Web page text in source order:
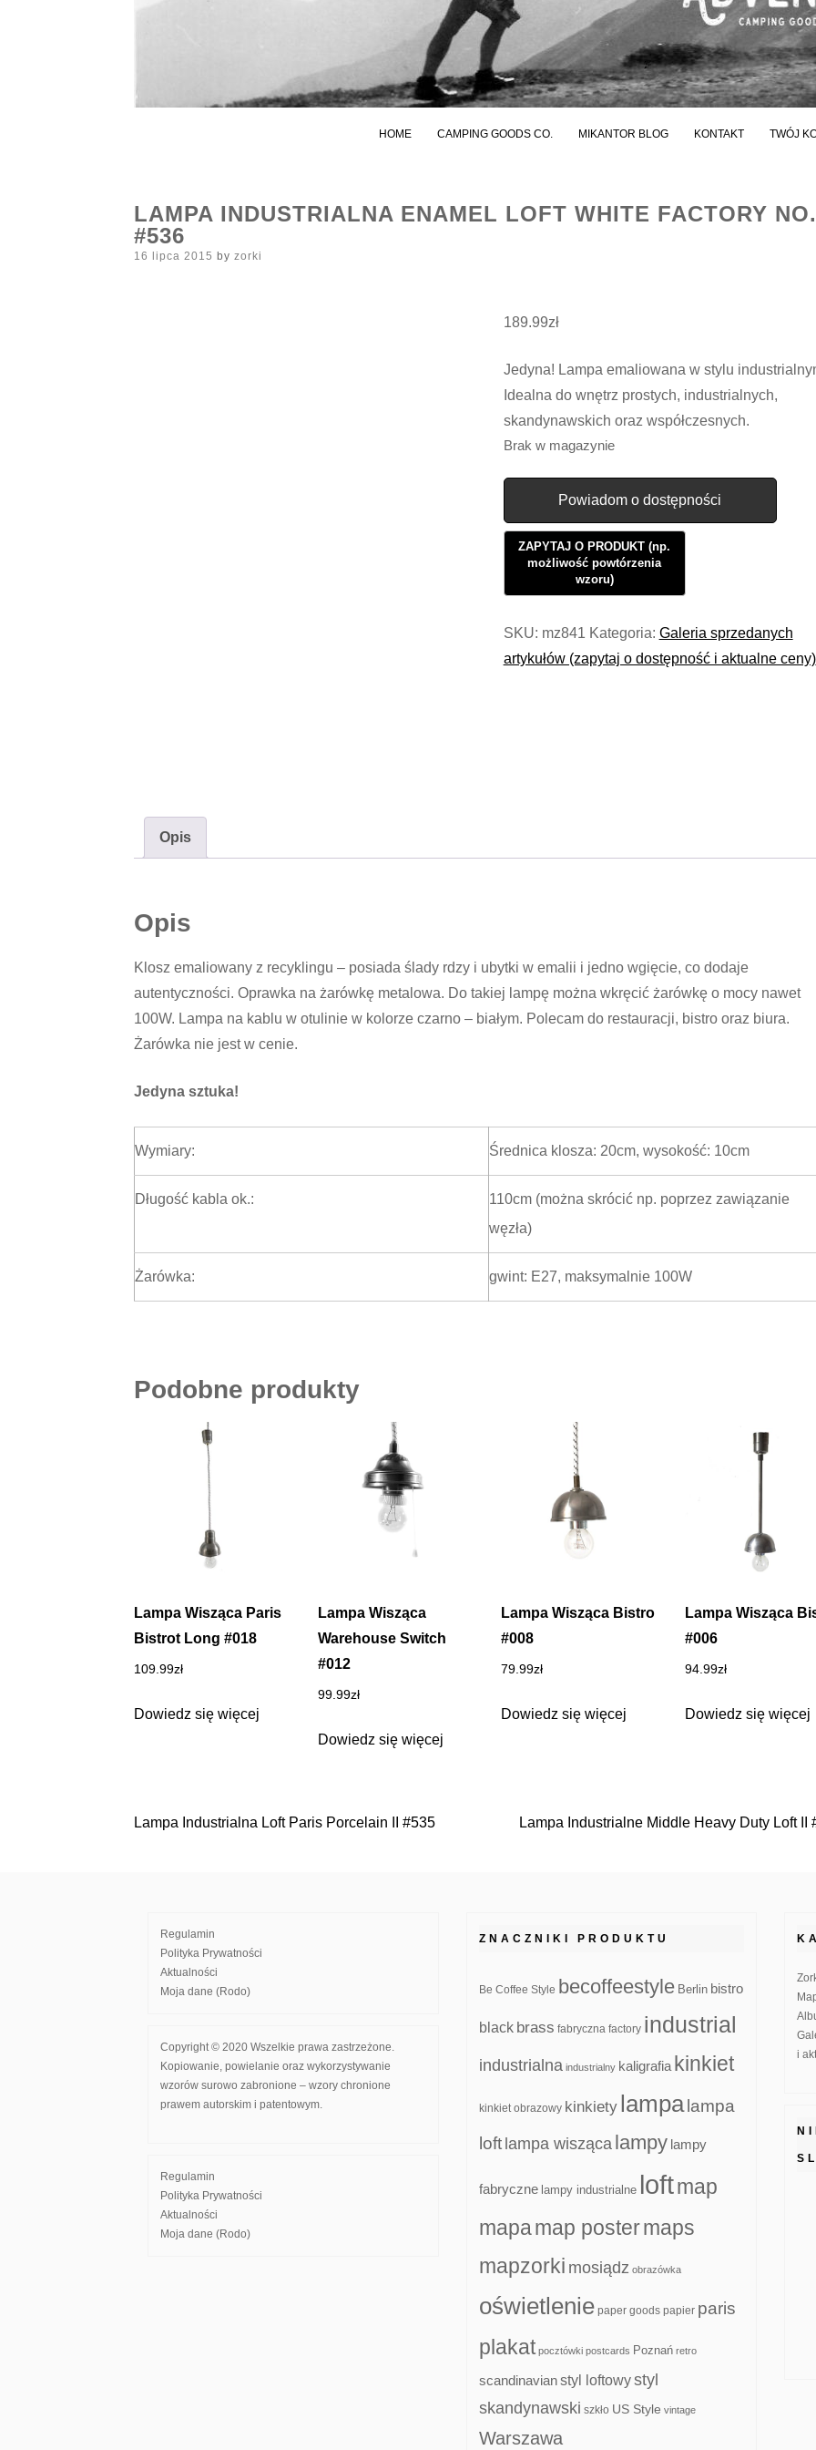
HOME CAMPING GOODS CO. MIKANTOR BLOG KONTAKT TWÓJ
LAMPA INDUSTRIALNA ENAMEL LOFT WHITE FACTORY
#536
Posted
16 lipca 2015 by zorki
189.99zł
Jedyna! Lampa emaliowana w stylu
Idealna do wnętrz prostych, industrialnych,
skandynawskich oraz współczesnych.
Brak w magazynie
Powiadom o dostępności
SKU: mz841 Kategoria: Galeria sprzedanych
artykułów (zapytaj o dostępność i aktualne ceny)
Opis
Opis
Klosz emaliowany z recyklingu – posiada ślady rdzy i ubytki w emalii i jedno wgięcie, co dodaje
autentyczności. Oprawka na żarówkę metalowa. Do takiej lampę można wkręcić żarówkę o mocy nawet
100W. Lampa na kablu w otulinie w kolorze czarno – białym. Polecam do restauracji, bistro oraz biura.
Żarówka nie jest w cenie.
Jedyna sztuka!
Wymiary: Średnica klosza: 20cm, wysokość: 10cm
Długość kabla ok.:
110cm (można skrócić np. poprzez zawiązanie
węzła)
Żarówka: gwint: E27, maksymalnie 100W
Podobne produkty
Lampa Wisząca Paris
Bistrot Long #018
109.99zł
Dowiedz się więcej
Lampa Wisząca
Warehouse Switch
#012
99.99zł
Dowiedz się więcej
Lampa Wisząca Bistro
#008
79.99zł
Dowiedz się więcej
Lampa Wisząca
#006
94.99zł
Dowiedz się więcej
Nawigacja
Lampa Industrialna Loft Paris Porcelain II #535 Lampa Industrialne Middle Heavy Duty Loft II
Regulamin
Polityka Prywatności
Aktualności
Moja dane (Rodo)
Copyright © 2020 Wszelkie prawa zastrzeżone.
Kopiowanie, powielanie oraz wykorzystywanie
wzorów surowo zabronione – wzory chronione
prawem autorskim i patentowym.
Regulamin
Polityka Prywatności
Aktualności
Moja dane (Rodo)
ZNACZNIKI PRODUKTU
Be Coffee Style becoffeestyle Berlin bistro
black brass fabryczna factory industrial
industrialna industrialny kaligrafia kinkiet
kinkiet obrazowy kinkiety lampa lampa
loft lampa wisząca lampy lampy
fabryczne lampy industrialne loftmap
mapamap postermaps
mapzorki mosiądz obrazówka
oświetlenie paper goods papier paris
plakat pocztówki postcards Poznań retro
scandinavianstyl loftowystyl
skandynawski szkło US Style vintage
Warszawa
i